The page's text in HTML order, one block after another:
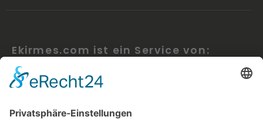
Ekirmes.com ist ein Service von:
Benjamin Simmrow